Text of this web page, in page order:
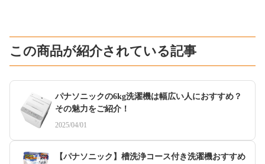
この商品が紹介されている記事
パナソニックの6kg洗濯機は幅広い人におすすめ？
その魅力をご紹介！
2025/04/01
【パナソニック】槽洗浄コース付き洗濯機おすすめ